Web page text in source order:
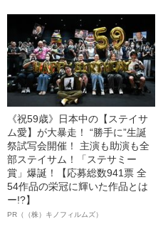
《祝59歳》日本中の【ステイサ
ム愛】が大暴走！ “勝手に”生誕
祭試写会開催！ 主演も助演も全
部ステイサム！「ステサミー
賞」爆誕！【応募総数941票 全
54作品の栄冠に輝いた作品とは
ー!?】
PR（（株）キノフィルムズ）